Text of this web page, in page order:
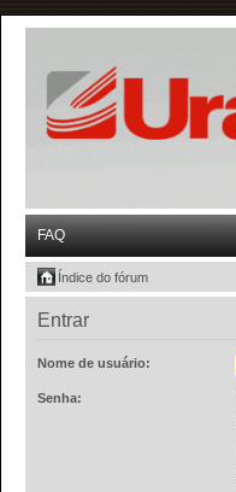
FAQ
Índice do fórum
Entrar
Nome de usuário:
Senha: